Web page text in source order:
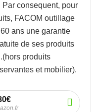
consequent, pour
FACOM outillage
ans une garantie
de ses produits
(hors produits
et mobilier).